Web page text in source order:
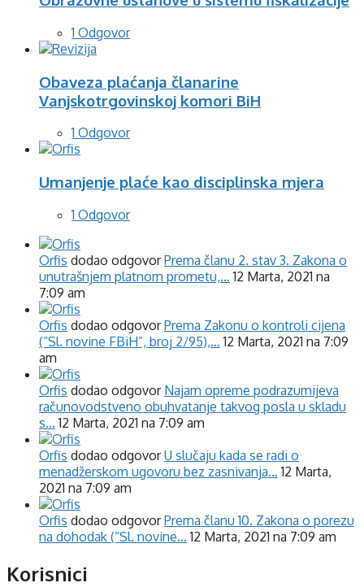
1 Odgovor
Obaveza plaćanja članarine
Vanjskotrgovinskoj komori BiH
1 Odgovor
Umanjenje plaće kao disciplinska mjera
1 Odgovor
Orfis dodao odgovorPrema članu 2. stav 3. Zakona o
unutrašnjem platnom prometu,… 12 Marta, 2021 na
7:09 am
Orfis dodao odgovorPrema Zakonu o kontroli cijena
(“Sl. novine FBiH”, broj 2/95),… 12 Marta, 2021 na 7:09
am
Orfis dodao odgovor Najam opreme podrazumijeva
računovodstveno obuhvatanje takvog posla u skladu
s… 12 Marta, 2021 na 7:09 am
Orfis dodao odgovorU slučaju kada se radi o
menadžerskom ugovoru bez zasnivanja… 12 Marta,
2021 na 7:09 am
Orfis dodao odgovorPrema članu 10. Zakona o porezu
na dohodak (“Sl. novine… 12 Marta, 2021 na 7:09 am
Korisnici